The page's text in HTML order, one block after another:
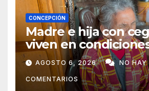
CONCEPCIÓN
Madre e hija con
viven en
precarias y vecinos
campaña solidaria
ayudarlas
AGOSTO 6, 2026 NO HAY
COMENTARIOS